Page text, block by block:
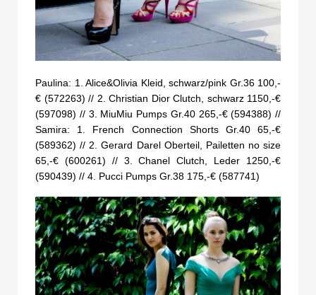
Paulina: 1. Alice&Olivia Kleid, schwarz/pink Gr.36 100,-
€ (572263) // 2. Christian Dior Clutch, schwarz 1150,-€
(597098) // 3. MiuMiu Pumps Gr.40 265,-€ (594388) //
Samira: 1. French Connection Shorts Gr.40 65,-€
(589362) // 2. Gerard Darel Oberteil, Pailetten no size
65,-€ (600261) // 3. Chanel Clutch, Leder 1250,-€
(590439) // 4. Pucci Pumps Gr.38 175,-€ (587741)